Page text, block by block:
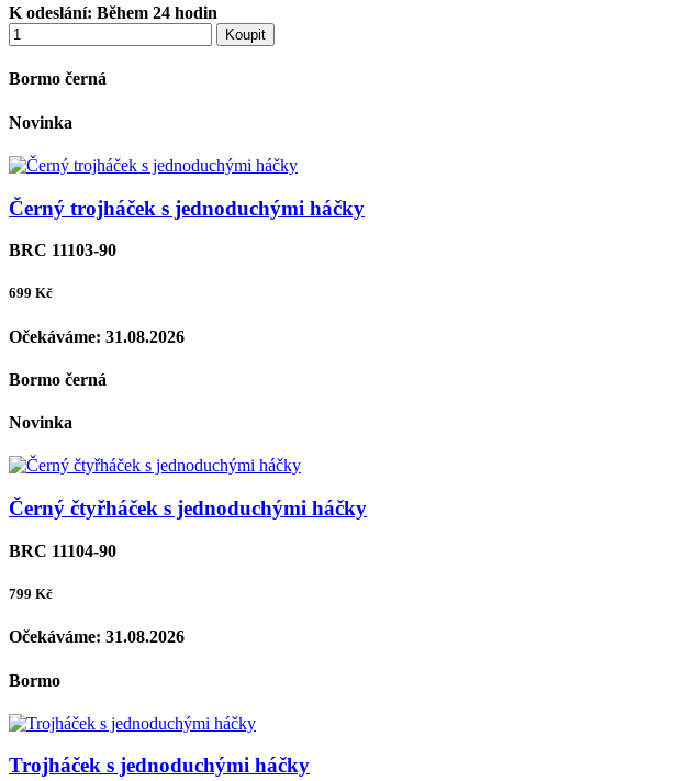
K odeslání: Během 24 hodin
Koupit
Bormo černá
Novinka
Černý trojháček s jednoduchými háčky
BRC 11103-90
699 Kč
Očekáváme: 31.08.2026
Bormo černá
Novinka
Černý čtyřháček s jednoduchými háčky
BRC 11104-90
799 Kč
Očekáváme: 31.08.2026
Bormo
Trojháček s jednoduchými háčky